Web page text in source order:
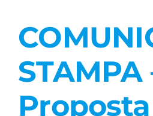
Analisi di
STAMPA
Proposta